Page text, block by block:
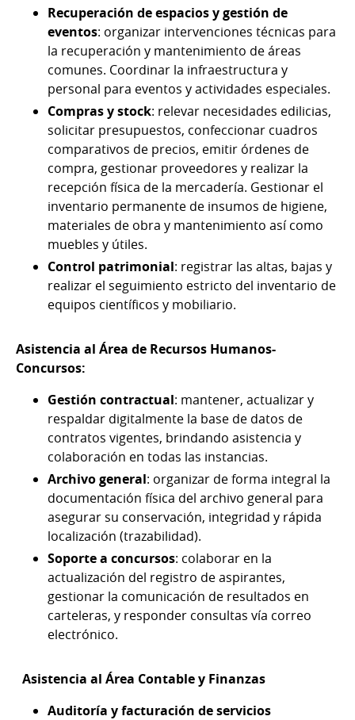
Recuperación de espacios y gestión de
eventos: organizar intervenciones técnicas para
la recuperación y mantenimiento de áreas
comunes. Coordinar la infraestructura y
personal para eventos y actividades especiales.
Compras y stock: relevar necesidades edilicias,
solicitar presupuestos, confeccionar cuadros
comparativos de precios, emitir órdenes de
compra, gestionar proveedores y realizar la
recepción física de la mercadería. Gestionar el
inventario permanente de insumos de higiene,
materiales de obra y mantenimiento así como
muebles y útiles.
Control patrimonial: registrar las altas, bajas y
realizar el seguimiento estricto del inventario de
equipos científicos y mobiliario.
Asistencia al Área de Recursos Humanos-
Concursos:
Gestión contractual: mantener, actualizar y
respaldar digitalmente la base de datos de
contratos vigentes, brindando asistencia y
colaboración en todas las instancias.
Archivo general: organizar de forma integral la
documentación física del archivo general para
asegurar su conservación, integridad y rápida
localización (trazabilidad).
Soporte a concursos: colaborar en la
actualización del registro de aspirantes,
gestionar la comunicación de resultados en
carteleras, y responder consultas vía correo
electrónico.
Asistencia al Área Contable y Finanzas
Auditoría y facturación de servicios